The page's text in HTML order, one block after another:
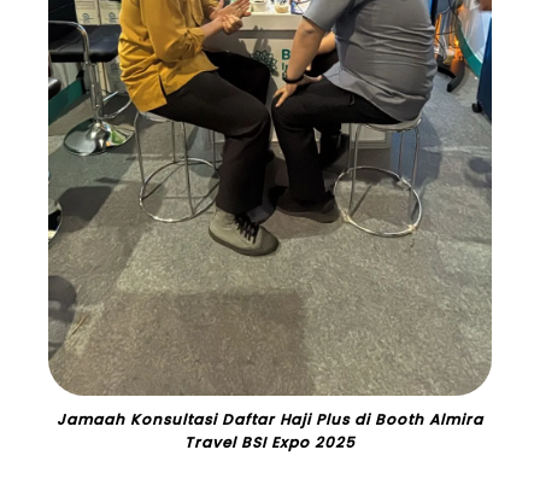
Jamaah Konsultasi Daftar Haji Plus di Booth Almira
Travel BSI Expo 2025